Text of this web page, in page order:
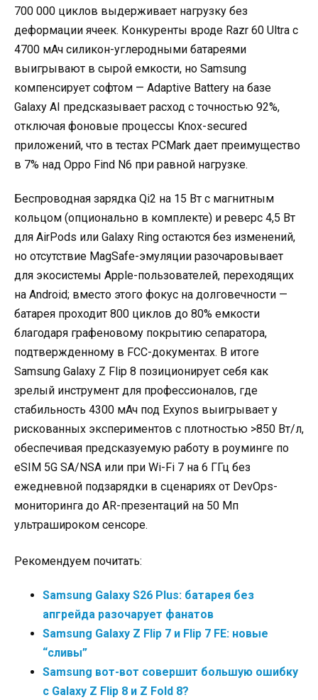
700 000 циклов выдерживает нагрузку без
деформации ячеек. Конкуренты вроде Razr 60 Ultra с
4700 мАч силикон-углеродными батареями
выигрывают в сырой емкости, но Samsung
компенсирует софтом — Adaptive Battery на базе
Galaxy AI предсказывает расход с точностью 92%,
отключая фоновые процессы Knox-secured
приложений, что в тестах PCMark дает преимущество
в 7% над Oppo Find N6 при равной нагрузке.
Беспроводная зарядка Qi2 на 15 Вт с магнитным
кольцом (опционально в комплекте) и реверс 4,5 Вт
для AirPods или Galaxy Ring остаются без изменений,
но отсутствие MagSafe-эмуляции разочаровывает
для экосистемы Apple-пользователей, переходящих
на Android; вместо этого фокус на долговечности —
батарея проходит 800 циклов до 80% емкости
благодаря графеновому покрытию сепаратора,
подтвержденному в FCC-документах. В итоге
Samsung Galaxy Z Flip 8 позиционирует себя как
зрелый инструмент для профессионалов, где
стабильность 4300 мАч под Exynos выигрывает у
рискованных экспериментов с плотностью >850 Вт/л,
обеспечивая предсказуемую работу в роуминге по
eSIM 5G SA/NSA или при Wi-Fi 7 на 6 ГГц без
ежедневной подзарядки в сценариях от DevOps-
мониторинга до AR-презентаций на 50 Мп
ультрашироком сенсоре.
Рекомендуем почитать:
Samsung Galaxy S26 Plus: батарея без
апгрейда разочарует фанатов
Samsung Galaxy Z Flip 7 и Flip 7 FE: новые
“сливы”
Samsung вот-вот совершит большую ошибку
с Galaxy Z Flip 8 и Z Fold 8?